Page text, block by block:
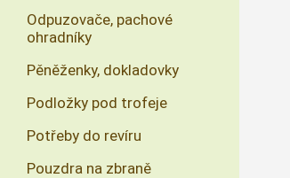
Odpuzovače, pachové
ohradníky
Pěněženky, dokladovky
Podložky pod trofeje
Potřeby do revíru
Pouzdra na zbraně